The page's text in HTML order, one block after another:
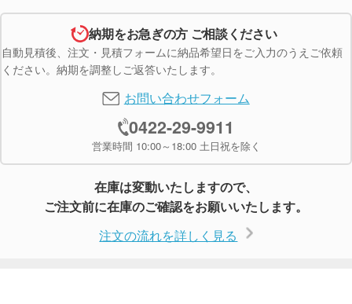
納期をお急ぎの方 ご相談ください
自動見積後、注文・見積フォームに納品希望日をご入力のうえご依頼
ください。納期を調整しご返答いたします。
お問い合わせフォーム
0422-29-9911
営業時間 10:00～18:00 土日祝を除く
在庫は変動いたしますので、
ご注文前に在庫のご確認をお願いいたします。
注文の流れを詳しく見る